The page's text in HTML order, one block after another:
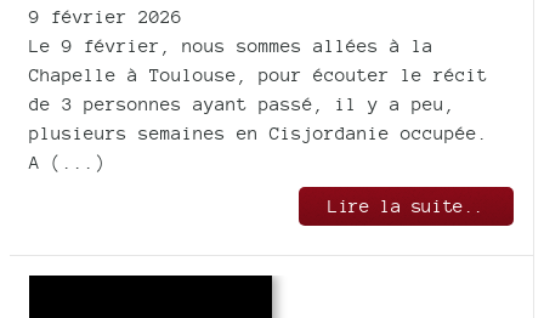
9 février 2026
Le 9 février, nous sommes allées à la
Chapelle à Toulouse, pour écouter le récit
de 3 personnes ayant passé, il y a peu,
plusieurs semaines en Cisjordanie occupée.
A (...)
Lire la suite..